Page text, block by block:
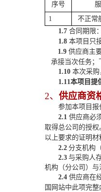
序号
1
不正常
1.7 合同期限
1.8 本项目只
1.9 供应商主
承接当次任务；
1.10 本次采
1.11本项目提
2、 供应商资
参加本项目报
2.1 供应商必
取得总公司的授权
以上要求的证明材
2.2 分支机构
2.3 与采购人
机构（分公司）
2.4 供应商在
国网站中此项完